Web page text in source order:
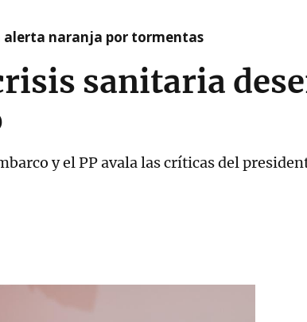
alerta naranja por tormentas
sanitaria
y el PP avala las críticas del